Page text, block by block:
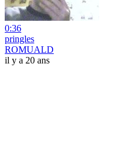
0:36
pringles
ROMUALD
il y a 20 ans